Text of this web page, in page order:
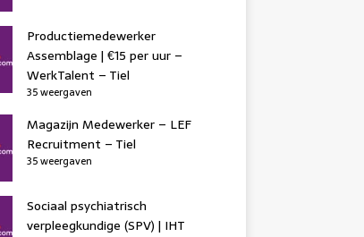
Productiemedewerker
Assemblage | €15 per uur –
WerkTalent – Tiel
35 weergaven
Magazijn Medewerker – LEF
Recruitment – Tiel
35 weergaven
Sociaal psychiatrisch
verpleegkundige (SPV) | IHT